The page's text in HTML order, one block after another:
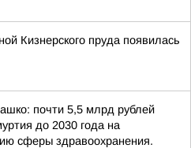
Кизнерского пруда появилась
почти 5,5 млрд рублей
до 2030 года на
сферы здравоохранения.